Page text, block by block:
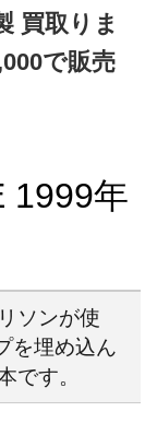
買取りま
で販売
1999年
ソンが使
を埋め込ん
です。